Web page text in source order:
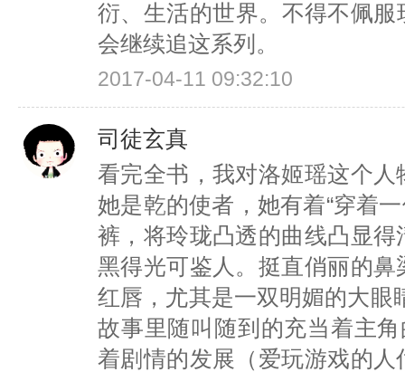
衍、生活的世界。不得不佩
会继续追这系列。
2017-04-11 09:32:10
司徒玄真
看完全书，我对洛姬瑶这个
她是乾的使者，她有着“穿着
裤，将玲珑凸透的曲线凸显
黑得光可鉴人。挺直俏丽的
红唇，尤其是一双明媚的大眼
故事里随叫随到的充当着主
着剧情的发展（爱玩游戏的